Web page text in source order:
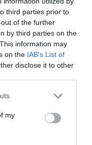
third parties prior to
of the further
by third parties on the
information may
on the IAB’s List of
disclose it to other
my